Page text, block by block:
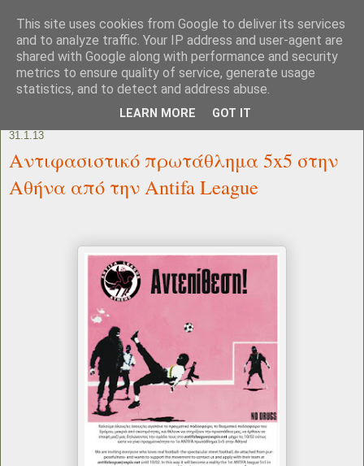
31.1.13
Αντιφασιστικό πρωτάθλημα 5x5 στην
Αθήνα από την Antifa League
This site uses cookies from Google to deliver its services
and to analyze traffic. Your IP address and user-agent are
shared with Google along with performance and security
metrics to ensure quality of service, generate usage
statistics, and to detect and address abuse.
LEARN MORE GOT IT